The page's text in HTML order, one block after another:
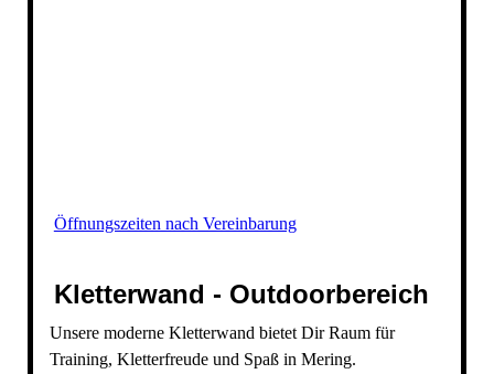
Öffnungszeiten nach Vereinbarung
Kletterwand - Outdoorbereich
Unsere moderne Kletterwand bietet Dir Raum für
Training, Kletterfreude und Spaß in Mering.